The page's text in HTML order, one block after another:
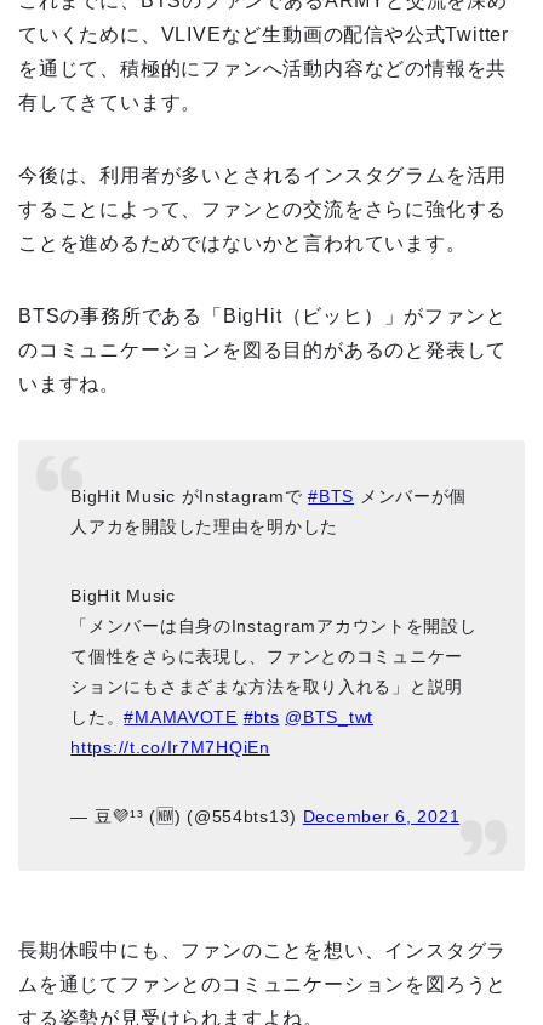
ていくために、VLIVEなど生動画の配信や公式Twitter
を通じて、積極的にファンへ活動内容などの情報を共
有してきています。
今後は、利用者が多いとされるインスタグラムを活用
することによって、ファンとの交流をさらに強化する
ことを進めるためではないかと言われています。
BTSの事務所である「BigHit（ビッヒ）」がファンと
のコミュニケーションを図る目的があるのと発表して
いますね。
BigHit Music がInstagramで#BTS メンバーが個
人アカを開設した理由を明かした
BigHit Music
「メンバーは自身のInstagramアカウントを開設し
て個性をさらに表現し、ファンとのコミュニケー
ションにもさまざまな方法を取り入れる」と説明
した。#MAMAVOTE #bts @BTS_twt
https://t.co/Ir7M7HQiEn
— 豆💜¹³ (🆕) (@554bts13) December 6, 2021
長期休暇中にも、ファンのことを想い、インスタグラ
ムを通じてファンとのコミュニケーションを図ろうと
する姿勢が見受けられますよね。